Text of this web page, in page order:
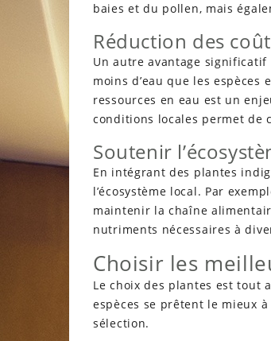
baies et du pollen, mais
Réduction des
Un autre avantage
moins d’eau que les
ressources en eau est un
conditions locales permet de
Soutenir
En intégrant des plantes
l’écosystème local. Par
maintenir la chaîne
nutriments nécessaires à
Choisir les
Le choix des plantes est tout
espèces se prêtent le mieux
sélection.